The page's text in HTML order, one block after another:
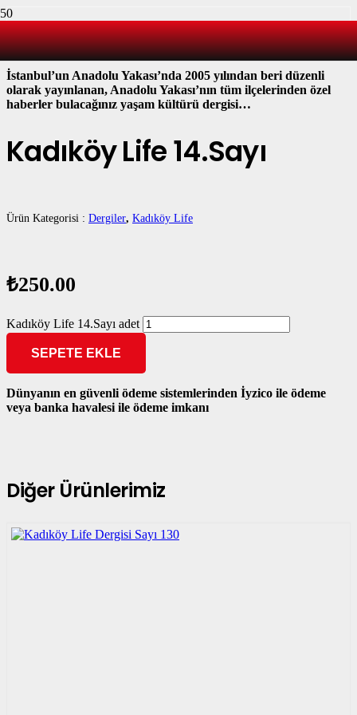
KADIKÖY’Ü YAŞAYANLARIN DERGİSİ
İstanbul’un Anadolu Yakası’nda 2005 yılından beri düzenli
olarak yayınlanan, Anadolu Yakası’nın tüm ilçelerinden özel
haberler bulacağınız yaşam kültürü dergisi…
Kadıköy Life 14.Sayı
Ürün Kategorisi : Dergiler, Kadıköy Life
₺250.00
Kadıköy Life 14.Sayı adet
SEPETE EKLE
Dünyanın en güvenli ödeme sistemlerinden İyzico ile ödeme
veya banka havalesi ile ödeme imkanı
Diğer Ürünlerimiz